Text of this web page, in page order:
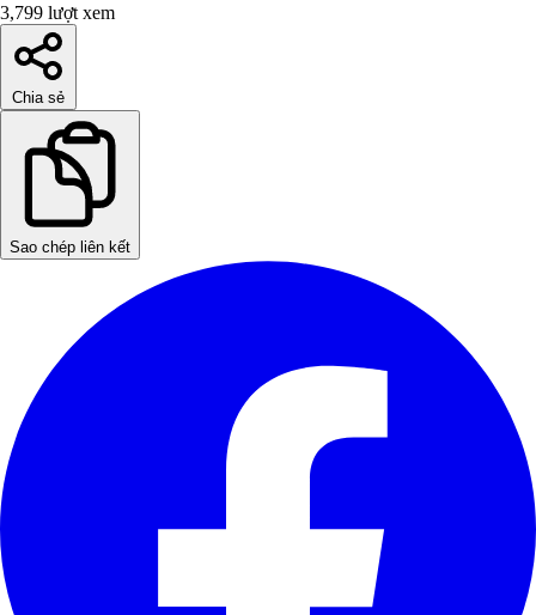
3,799 lượt xem
Chia sẻ
Sao chép liên kết